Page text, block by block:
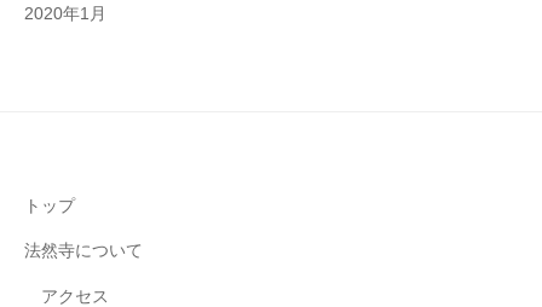
2020年1月
トップ
法然寺について
アクセス